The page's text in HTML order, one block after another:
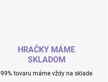
HRAČKY MÁME
SKLADOM
99% tovaru máme vždy na sklade